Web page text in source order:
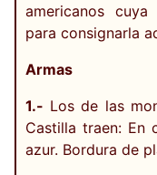
americanos
para consignarla
Armas
1.- Los de las
Castilla traen: En
azur. Bordura de